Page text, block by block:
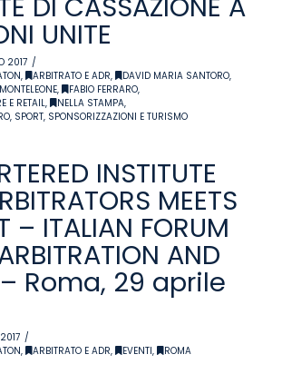
DI CASSAZIONE A
UNITE
2017
, ARBITRATO E ADR, DAVID MARIA SANTORO,
, FABIO FERRARO,
E RETAIL, NELLA STAMPA,
SPORT, SPONSORIZZAZIONI E TURISMO
INSTITUTE
MEETS
– ITALIAN FORUM
AND
Roma, 29 aprile
, ARBITRATO E ADR, EVENTI, ROMA